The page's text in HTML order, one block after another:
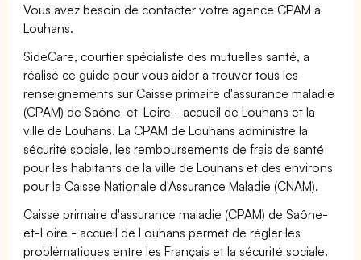
Vous avez besoin de contacter votre agence CPAM à
Louhans.
SideCare, courtier spécialiste des mutuelles santé, a
réalisé ce guide pour vous aider à trouver tous les
renseignements sur Caisse primaire d'assurance maladie
(CPAM) de Saône-et-Loire - accueil de Louhans et la
ville de Louhans. La CPAM de Louhans administre la
sécurité sociale, les remboursements de frais de santé
pour les habitants de la ville de Louhans et des environs
pour la Caisse Nationale d'Assurance Maladie (CNAM).
Caisse primaire d'assurance maladie (CPAM) de Saône-
et-Loire - accueil de Louhans permet de régler les
problématiques entre les Français et la sécurité sociale.